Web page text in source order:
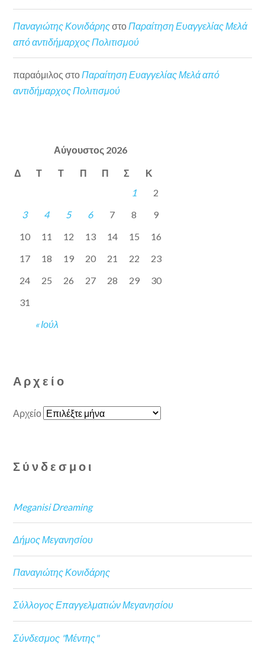
Παναγιώτης Κονιδάρηςστο Παραίτηση Ευαγγελίας Μελά
από αντιδήμαρχος Πολιτισμού
παραόμιλος στο Παραίτηση Ευαγγελίας Μελά από
αντιδήμαρχος Πολιτισμού
Αύγουστος 2026
Δ Τ Τ Π Π Σ Κ
« Ιούλ
1
2
3
4 5 6 7 8
9
10
11 12 13 14 15
16
17
18 19 20 21 22
23
24
25 26 27 28 29
30
31
Αρχείο
Αρχείο
Σύνδεσμοι
Meganisi Dreaming
Δήμος Μεγανησίου
Παναγιώτης Κονιδάρης
Σύλλογος Επαγγελματιών Μεγανησίου
Σύνδεσμος "Μέντης"